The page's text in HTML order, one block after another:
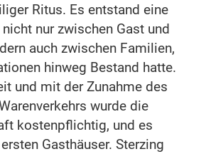
Ritus. Es entstand eine
nur zwischen Gast und
auch zwischen Familien,
hinweg Bestand hatte.
und mit der Zunahme des
wurde die
kostenpflichtig, und es
Gasthäuser. Sterzing